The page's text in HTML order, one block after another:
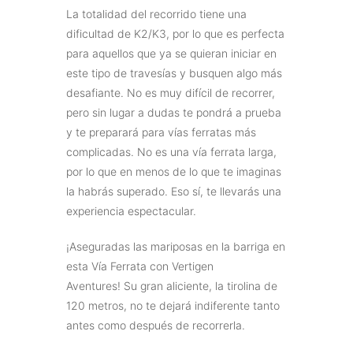
La totalidad del recorrido tiene una
dificultad de K2/K3, por lo que es perfecta
para aquellos que ya se quieran iniciar en
este tipo de travesías y busquen algo más
desafiante. No es muy difícil de recorrer,
pero sin lugar a dudas te pondrá a prueba
y te preparará para vías ferratas más
complicadas. No es una vía ferrata larga,
por lo que en menos de lo que te imaginas
la habrás superado. Eso sí, te llevarás una
experiencia espectacular.
¡Aseguradas las mariposas en la barriga en
esta Vía Ferrata con Vertigen
Aventures! Su gran aliciente, la tirolina de
120 metros, no te dejará indiferente tanto
antes como después de recorrerla.